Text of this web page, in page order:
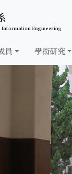
Information Engineering
員 學術研究